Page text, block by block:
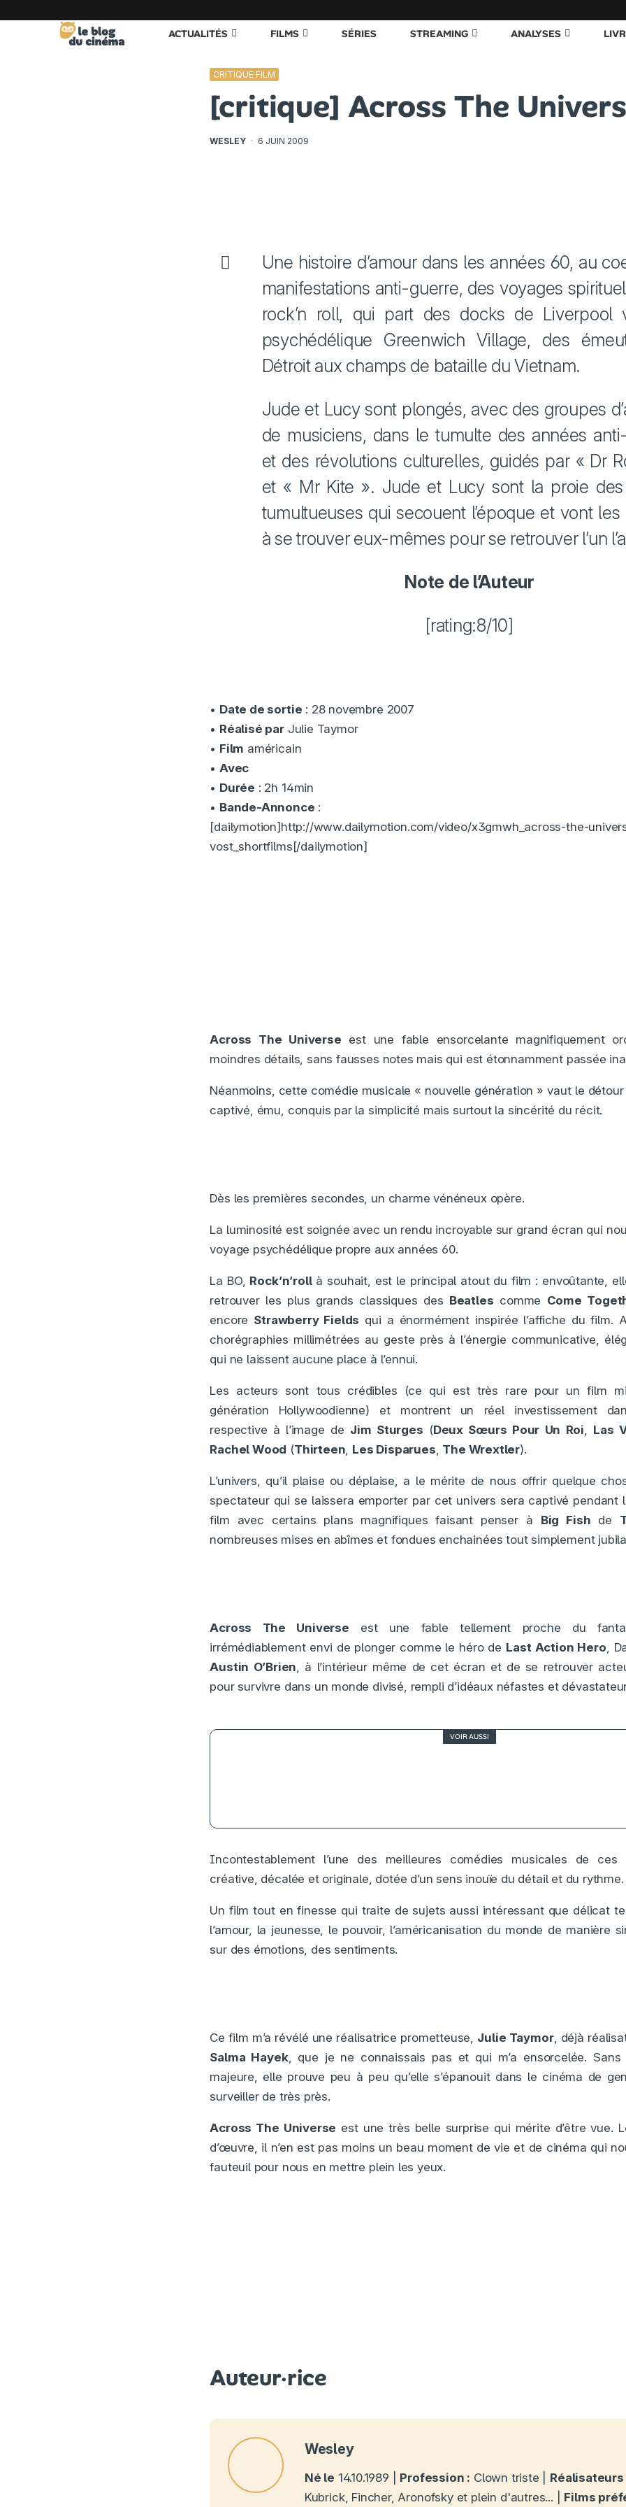
ACTUALITÉS FILMS SÉRIES STREAMING ANALYSES
CRITIQUE FILM
[critique] Across The
WESLEY · 6 JUIN 2009
Une histoire d’amour dans les années 60, au
manifestations anti-guerre, des voyages
rock’n roll, qui part des docks de Liverpool
psychédélique Greenwich Village, des
Détroit aux champs de bataille du Vietnam.
Jude et Lucy sont plongés, avec des groupes
de musiciens, dans le tumulte des années
et des révolutions culturelles, guidés par « Dr
et « Mr Kite ». Jude et Lucy sont la proie
tumultueuses qui secouent l’époque et vont
à se trouver eux-mêmes pour se retrouver l’un
Note de l’Auteur
[rating:8/10]
• Date de sortie : 28 novembre 2007
• Réalisé parJulie Taymor
• Film américain
• Avec
• Durée : 2h 14min
• Bande-Annonce :
[dailymotion]http://www.dailymotion.com/video/x3gmwh_across-the-
vost_shortfilms[/dailymotion]
Across The Universe est une fable ensorcelante magnifiquement
moindres détails, sans fausses notes mais qui est étonnamment passée
Néanmoins, cette comédie musicale « nouvelle génération » vaut le
captivé, ému, conquis par la simplicité mais surtout la sincérité du récit.
Dès les premières secondes, un charme vénéneux opère.
La luminosité est soignée avec un rendu incroyable sur grand écran qui
voyage psychédélique propre aux années 60.
La BO, Rock’n’rollà souhait, est le principal atout du film : envoûtante,
retrouver les plus grands classiques des Beatles comme Come
encore Strawberry Fields qui a énormément inspirée l’affiche du film.
chorégraphies millimétrées au geste près à l’énergie communicative,
qui ne laissent aucune place à l’ennui.
Les acteurs sont tous crédibles (ce qui est très rare pour un film
génération Hollywoodienne) et montrent un réel investissement
respective à l’image de Jim Sturges (Deux Sœurs Pour Un Roi, Las
Rachel Wood (Thirteen, Les Disparues, The Wrextler).
L’univers, qu’il plaise ou déplaise, a le mérite de nous offrir quelque
spectateur qui se laissera emporter par cet univers sera captivé pendant
film avec certains plans magnifiques faisant penser à Big Fish de
nombreuses mises en abîmes et fondues enchainées tout simplement
Across The Universe est une fable tellement proche du
irrémédiablement envi de plonger comme le héro de Last Action Hero,
Austin O’Brien, à l’intérieur même de cet écran et de se retrouver
pour survivre dans un monde divisé, rempli d’idéaux néfastes et
VOIR AUSSI
Incontestablement l’une des meilleures comédies musicales de ces
créative, décalée et originale, dotée d’un sens inouïe du détail et du rythme.
Un film tout en finesse qui traite de sujets aussi intéressant que délicat
l’amour, la jeunesse, le pouvoir, l’américanisation du monde de manière
sur des émotions, des sentiments.
Ce film m’a révélé une réalisatrice prometteuse, Julie Taymor, déjà
Salma Hayek, que je ne connaissais pas et qui m’a ensorcelée.
majeure, elle prouve peu à peu qu’elle s’épanouit dans le cinéma de
surveiller de très près.
Across The Universe est une très belle surprise qui mérite d’être vue.
d’œuvre, il n’en est pas moins un beau moment de vie et de cinéma qui
fauteuil pour nous en mettre plein les yeux.
Auteur·rice
Wesley
Né le 14.10.1989 | Profession : Clown triste |
Kubrick, Fincher, Aronofsky et plein d'autres... | Films